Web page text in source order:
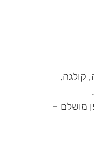
קולגה,
מושלם –
הכיתוב